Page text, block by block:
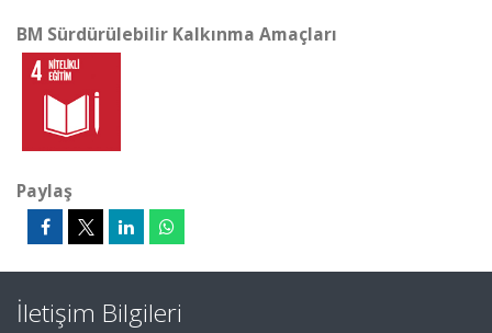
BM Sürdürülebilir Kalkınma Amaçları
Paylaş
İletişim Bilgileri